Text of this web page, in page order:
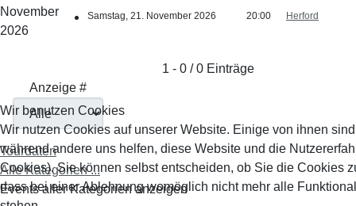
November
2026
Samstag, 21. November 2026 20:00 Herford
1 - 0 / 0 Einträge
Anzeige #
Tourdaten
Alle Kategorien ...
Events aller Kategorien anzeigen
Wir benutzen Cookies
Wir nutzen Cookies auf unserer Website. Einige von ihnen
während andere uns helfen, diese Website und die
Cookies). Sie können selbst entscheiden, ob Sie die Cookies
dass bei einer Ablehnung womöglich nicht mehr alle